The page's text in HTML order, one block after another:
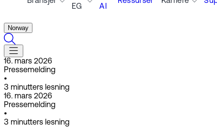
EG
AI
Norway
16. mars 2026
Pressemelding
•
3 minutters lesning
16. mars 2026
Pressemelding
•
3 minutters lesning